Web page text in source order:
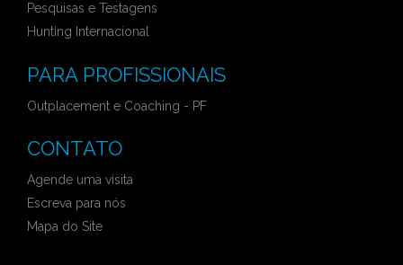
Pesquisas e Testagens
Hunting Internacional
PARA PROFISSIONAIS
Outplacement e Coaching - PF
CONTATO
Agende uma visita
Escreva para nós
Mapa do Site